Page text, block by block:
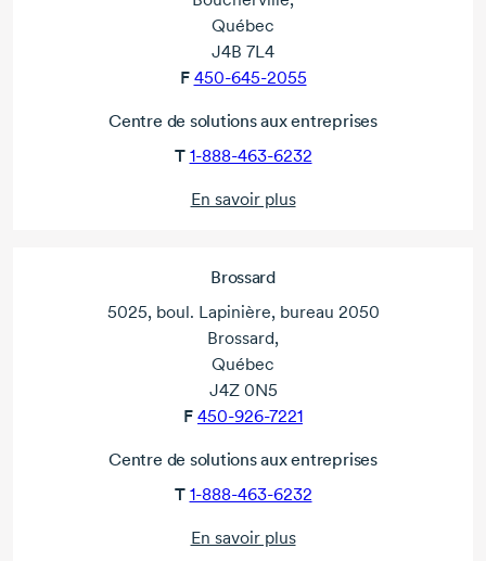
Québec
J4B 7L4
F 450-645-2055
Centre de solutions aux entreprises
T 1-888-463-6232
En savoir plus
Brossard
5025, boul. Lapinière, bureau 2050
Brossard,
Québec
J4Z 0N5
F 450-926-7221
Centre de solutions aux entreprises
T 1-888-463-6232
En savoir plus